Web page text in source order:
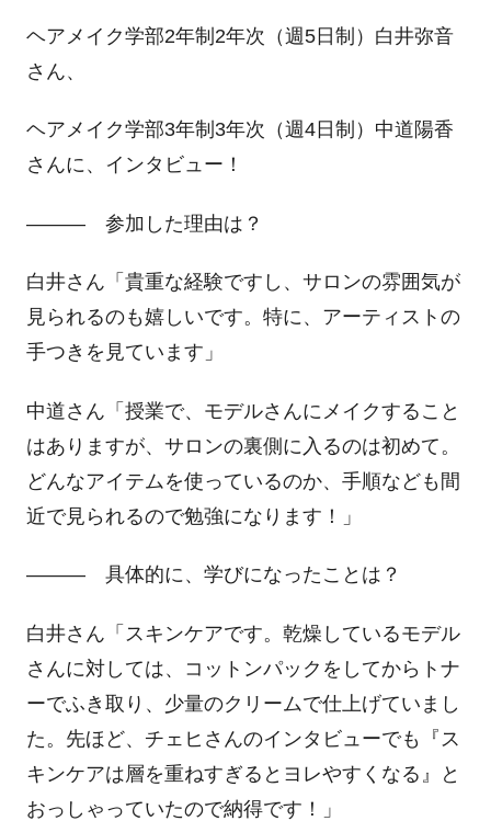
ヘアメイク学部2年制 2年次（週5日制）白井弥音
さん、
ヘアメイク学部3年制 3年次（週4日制）中道陽香
さんに、インタビュー！
――― 参加した理由は？
白井さん「貴重な経験ですし、サロンの雰囲気が
見られるのも嬉しいです。特に、アーティストの
手つきを見ています」
中道さん「授業で、モデルさんにメイクすること
はありますが、サロンの裏側に入るのは初めて。
どんなアイテムを使っているのか、手順なども間
近で見られるので勉強になります！」
――― 具体的に、学びになったことは？
白井さん「スキンケアです。乾燥しているモデル
さんに対しては、コットンパックをしてからトナ
ーでふき取り、少量のクリームで仕上げていまし
た。先ほど、チェヒさんのインタビューでも『ス
キンケアは層を重ねすぎるとヨレやすくなる』と
おっしゃっていたので納得です！」